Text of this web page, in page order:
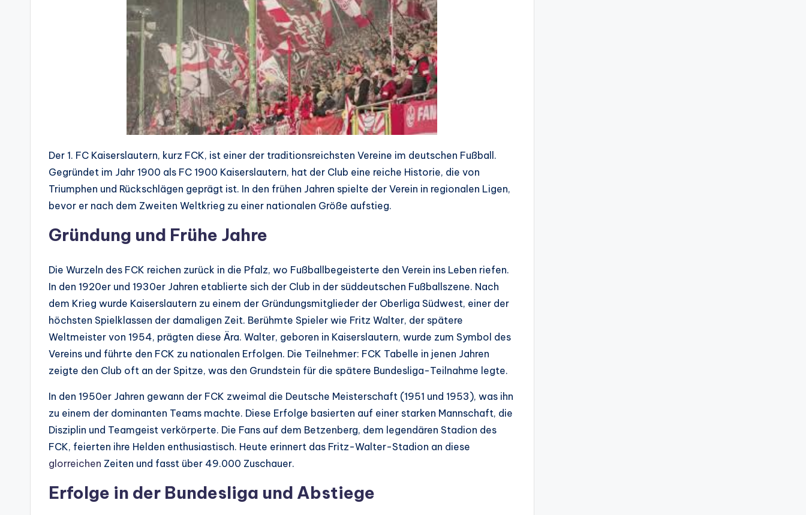
Der 1. FC Kaiserslautern, kurz FCK, ist einer der traditionsreichsten Vereine im deutschen Fußball.
Gegründet im Jahr 1900 als FC 1900 Kaiserslautern, hat der Club eine reiche Historie, die von
Triumphen und Rückschlägen geprägt ist. In den frühen Jahren spielte der Verein in regionalen Ligen,
bevor er nach dem Zweiten Weltkrieg zu einer nationalen Größe aufstieg.
Gründung und Frühe Jahre
Die Wurzeln des FCK reichen zurück in die Pfalz, wo Fußballbegeisterte den Verein ins Leben riefen.
In den 1920er und 1930er Jahren etablierte sich der Club in der süddeutschen Fußballszene. Nach
dem Krieg wurde Kaiserslautern zu einem der Gründungsmitglieder der Oberliga Südwest, einer der
höchsten Spielklassen der damaligen Zeit. Berühmte Spieler wie Fritz Walter, der spätere
Weltmeister von 1954, prägten diese Ära. Walter, geboren in Kaiserslautern, wurde zum Symbol des
Vereins und führte den FCK zu nationalen Erfolgen. Die Teilnehmer: FCK Tabelle in jenen Jahren
zeigte den Club oft an der Spitze, was den Grundstein für die spätere Bundesliga-Teilnahme legte.
In den 1950er Jahren gewann der FCK zweimal die Deutsche Meisterschaft (1951 und 1953), was ihn
zu einem der dominanten Teams machte. Diese Erfolge basierten auf einer starken Mannschaft, die
Disziplin und Teamgeist verkörperte. Die Fans auf dem Betzenberg, dem legendären Stadion des
FCK, feierten ihre Helden enthusiastisch. Heute erinnert das Fritz-Walter-Stadion an diese
glorreichen Zeiten und fasst über 49.000 Zuschauer.
Erfolge in der Bundesliga und Abstiege